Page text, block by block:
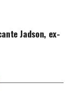
Jadson, ex-